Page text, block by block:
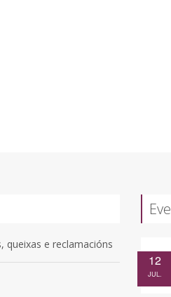
queixas e reclamacións
12
JUL.